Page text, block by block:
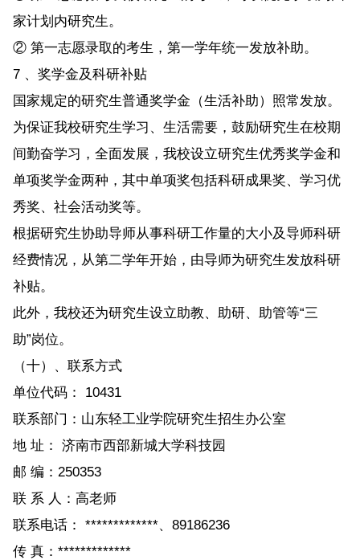
家计划内研究生。
② 第一志愿录取的考生，第一学年统一发放补助。
7 、奖学金及科研补贴
国家规定的研究生普通奖学金（生活补助）照常发放。
为保证我校研究生学习、生活需要，鼓励研究生在校期
间勤奋学习，全面发展，我校设立研究生优秀奖学金和
单项奖学金两种，其中单项奖包括科研成果奖、学习优
秀奖、社会活动奖等。
根据研究生协助导师从事科研工作量的大小及导师科研
经费情况，从第二学年开始，由导师为研究生发放科研
补贴。
此外，我校还为研究生设立助教、助研、助管等“三
助”岗位。
（十）、联系方式
单位代码： 10431
联系部门：山东轻工业学院研究生招生办公室
地 址： 济南市西部新城大学科技园
邮 编：250353
联 系 人：高老师
联系电话： *************、89186236
传 真：*************